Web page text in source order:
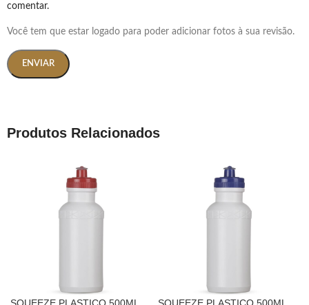
comentar.
Você tem que estar logado para poder adicionar fotos à sua revisão.
Produtos Relacionados